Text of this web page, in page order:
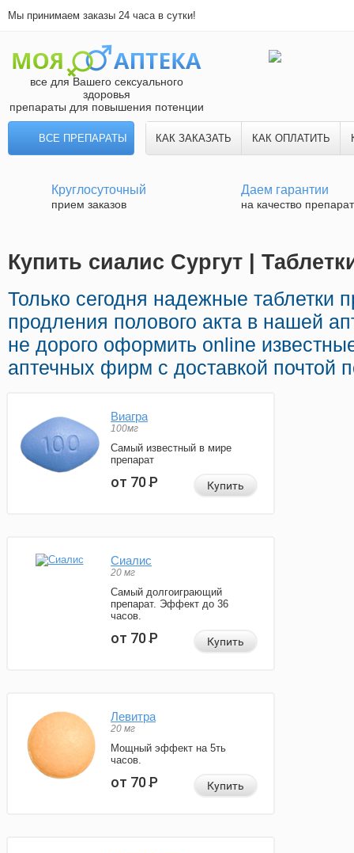
Мы принимаем заказы 24 часа в сутки!
все для Вашего сексуального
здоровья
препараты для повышения потенции
ВСЕ ПРЕПАРАТЫ КАК ЗАКАЗАТЬ КАК ОПЛАТИТЬ
Круглосуточный
прием заказов
Даем гарантии
на качество
Купить сиалис Сургут |
Только сегодня надежные таблетки
продления полового акта в нашей
не дорого оформить online
аптечных фирм с доставкой почтой
Виагра
100мг
Самый известный в мире
препарат
от 70Р Купить
Сиалис
20 мг
Самый долгоиграющий
препарат. Эффект до 36
часов.
от 70Р Купить
Левитра
20 мг
Мощный эффект на 5ть
часов.
от 70Р Купить